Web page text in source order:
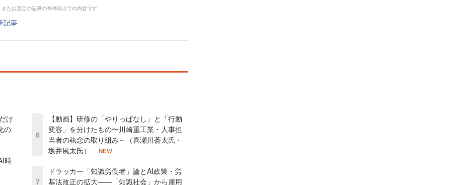
たは直近の記事の寄稿時点での内容です
記事
け
の
時
6
【動画】研修の「やりっぱなし」と「行動
変容」を分けたもの〜川崎重工業・人事担
当者の執念の取り組み～（喜瀬川蒼太氏・
坂井風太氏）
NEW
7
ドラッカー「知識労働者」論とAI政策・労
基法改正の拡大——「知識社会」から雇用